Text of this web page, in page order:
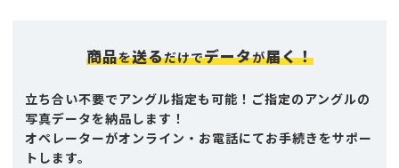
商品を送るだけでデータが届く！
立ち合い不要でアングル指定も可能！ご指定のアングルの
写真データを納品します！
オペレーターがオンライン・お電話にてお手続きをサポー
トします。